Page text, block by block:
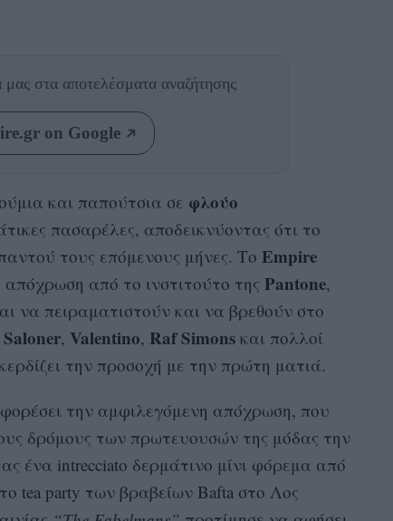
μας στα αποτελέσματα αναζήτησης
on Google
και παπούτσια σε φλούο
πασαρέλες, αποδεικνύοντας ότι το
τους επόμενους μήνες. ΤοEmpire
από το ινστιτούτο της Pantone,
να πειραματιστούν και να βρεθούν στο
Saloner, Valentino, Raf Simonsκαι πολλοί
την προσοχή με την πρώτη ματιά.
την αμφιλεγόμενη απόχρωση, που
δρόμους των πρωτευουσών της μόδας την
ένα intrecciato δερμάτινο μίνι φόρεμα από
tea party των βραβείων Bafta στο Λος